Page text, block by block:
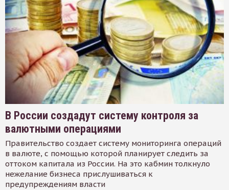
В России создадут систему контроля за
валютными операциями
Правительство создает систему мониторинга операций
в валюте, с помощью которой планирует следить за
оттоком капитала из России. На это кабмин толкнуло
нежелание бизнеса прислушиваться к
предупреждениям власти